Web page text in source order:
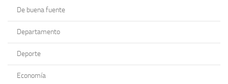
De buena fuente
Departamento
Deporte
Economía